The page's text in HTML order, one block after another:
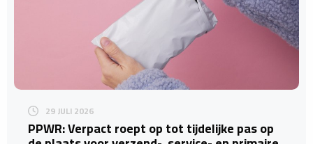
29 JULI 2026
PPWR: Verpact roept op tot tijdelijke pas op